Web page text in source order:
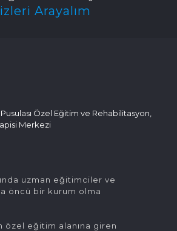
Arayalım
Özel Eğitim ve Rehabilitasyon,
Merkezi
uzman eğitimciler ve
öncü bir kurum olma
özel eğitim alanına giren